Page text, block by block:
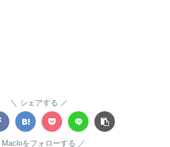
シェアする
Macloをフォローする